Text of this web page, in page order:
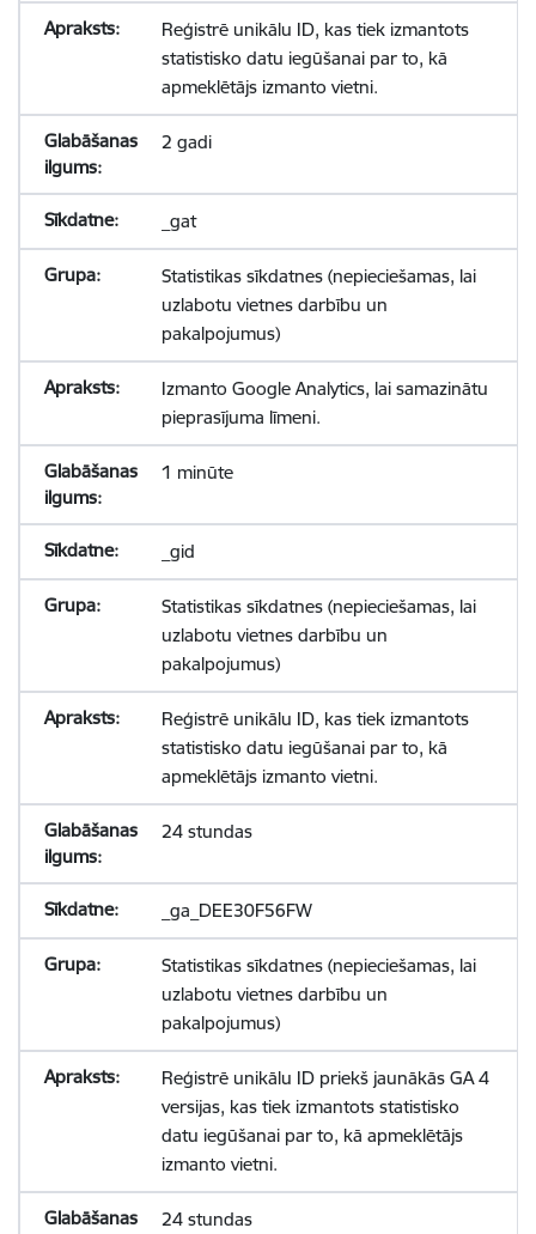
Reģistrē unikālu ID, kas tiek izmantots
statistisko datu iegūšanai par to, kā
apmeklētājs izmanto vietni.
2 gadi
_gat
Statistikas sīkdatnes (nepieciešamas, lai
uzlabotu vietnes darbību un
pakalpojumus)
Izmanto Google Analytics, lai samazinātu
pieprasījuma līmeni.
1 minūte
_gid
Statistikas sīkdatnes (nepieciešamas, lai
uzlabotu vietnes darbību un
pakalpojumus)
Reģistrē unikālu ID, kas tiek izmantots
statistisko datu iegūšanai par to, kā
apmeklētājs izmanto vietni.
24 stundas
_ga_DEE30F56FW
Statistikas sīkdatnes (nepieciešamas, lai
uzlabotu vietnes darbību un
pakalpojumus)
Reģistrē unikālu ID priekš jaunākās GA 4
versijas, kas tiek izmantots statistisko
datu iegūšanai par to, kā apmeklētājs
izmanto vietni.
24 stundas